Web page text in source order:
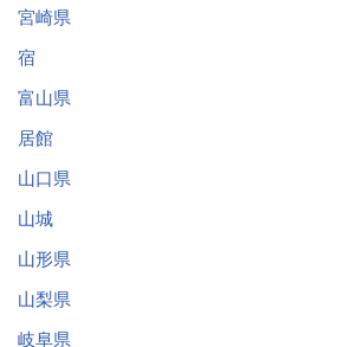
宮崎県
宿
富山県
居館
山口県
山城
山形県
山梨県
岐阜県